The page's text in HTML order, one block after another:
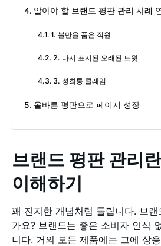
알아야 할 브랜드 평판 관리 사례
1. 불만을 품은 직원
2. 다시 표시된 오래된 트윗
3. 성희롱 클레임
올바른 평판으로 페이지 성장
브랜드 평판 관리
이해하기
꽤 진지한 개념처럼 들립니다. 브
가요? 브랜드는 좋은 소비자 인식
니다. 거의 모든 제품에는 그에 상